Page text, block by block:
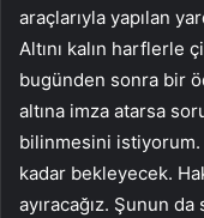
araçlarıyla yapılan
Altını kalın harflerle
bugünden sonra bir
altına imza atarsa
bilinmesini
kadar bekleyecek. Hak
ayıracağız. Şunun